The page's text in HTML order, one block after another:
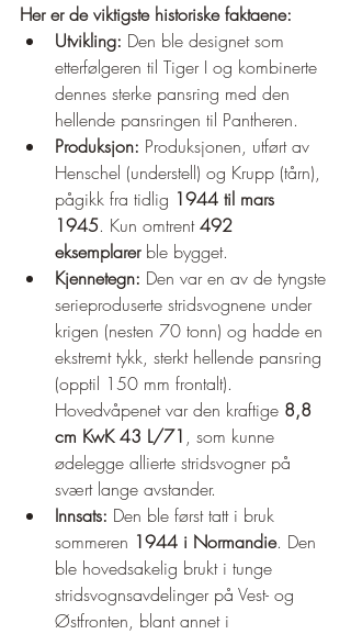
Her er de viktigste historiske faktaene:
Utvikling: Den ble designet som
etterfølgeren til Tiger I og kombinerte
dennes sterke pansring med den
hellende pansringen til Pantheren.
Produksjon: Produksjonen, utført av
Henschel (understell) og Krupp (tårn),
pågikk fra tidlig 1944 til mars
1945. Kun omtrent 492
eksemplarer ble bygget.
Kjennetegn: Den var en av de tyngste
serieproduserte stridsvognene under
krigen (nesten 70 tonn) og hadde en
ekstremt tykk, sterkt hellende pansring
(opptil 150 mm frontalt).
Hovedvåpenet var den kraftige 8,8
cm KwK 43 L/71 , som kunne
ødelegge allierte stridsvogner på
svært lange avstander.
Innsats: Den ble først tatt i bruk
sommeren 1944 i Normandie. Den
ble hovedsakelig brukt i tunge
stridsvognsavdelinger på Vest- og
Østfronten, blant annet i